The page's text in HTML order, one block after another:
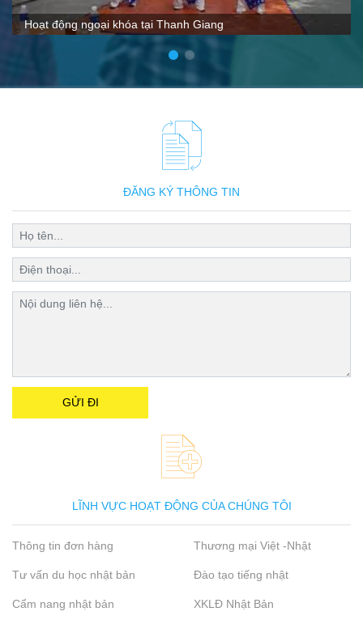
VTC nói gì về Thanh Giang
ĐĂNG KÝ THÔNG TIN
LĨNH VỰC HOẠT ĐỘNG CỦA CHÚNG TÔI
Thông tin đơn hàng Thương mại Việt -Nhật
Tư vấn du học nhật bản Đào tạo tiếng nhật
Cẩm nang nhật bản XKLĐ Nhật Bản